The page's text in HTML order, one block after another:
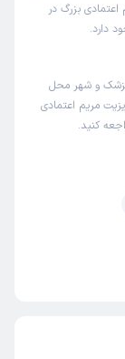
بزرگ در
دارد.
پزشک و شهر محل
مریم اعتمادی
کنید.